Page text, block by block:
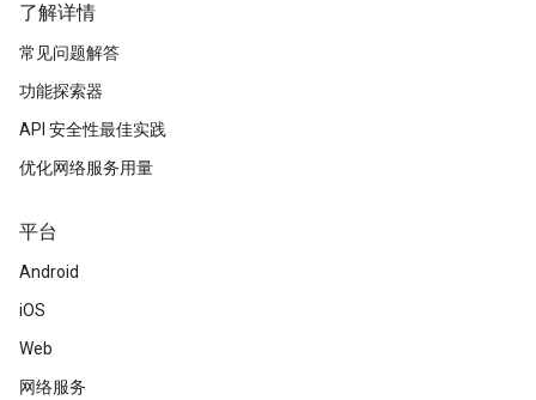
了解详情
常见问题解答
功能探索器
API 安全性最佳实践
优化网络服务用量
平台
Android
iOS
Web
网络服务